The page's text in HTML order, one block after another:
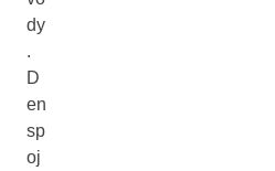
dy
.
D
en
sp
oj